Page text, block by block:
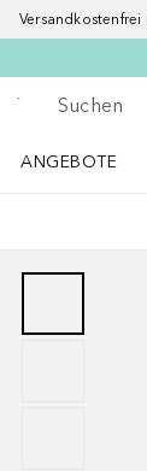
Versandkostenfrei
Gehe zurück
Suche ausführen
ANGEBOTE